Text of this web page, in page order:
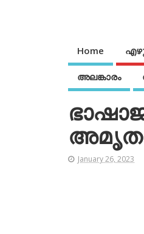
Home
അലങ്കാരം
January 26, 2023